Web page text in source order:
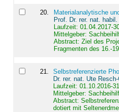
20
Materialanalytische
Prof. Dr. rer. nat.
Laufzeit: 01.04.2017-
Mittelgeber:
Abstract: Ziel des
Fragmenten des 16.-
21.
Selbstreferenzierte
Dr. rer. nat. Ute
Laufzeit: 01.10.2016-
Mittelgeber:
Abstract:
dotiert mit